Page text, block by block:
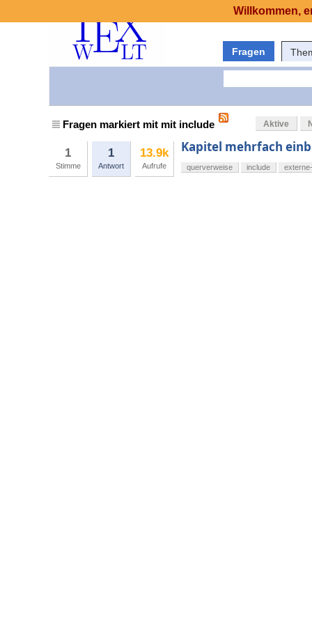
Fragen
Fragen markiert mit mit include Aktive
1
Stimme
1
Antwort
13.9k
Aufrufe
Kapitel mehrfach
querverweise include
Willkommen,